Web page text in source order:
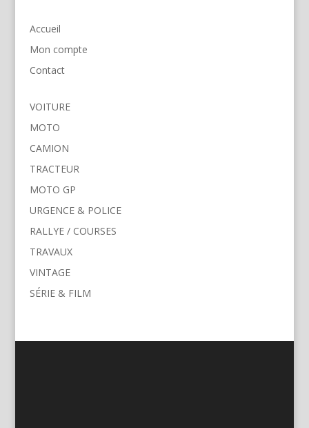
Accueil
Mon compte
Contact
VOITURE
MOTO
CAMION
TRACTEUR
MOTO GP
URGENCE & POLICE
RALLYE / COURSES
TRAVAUX
VINTAGE
SÉRIE & FILM